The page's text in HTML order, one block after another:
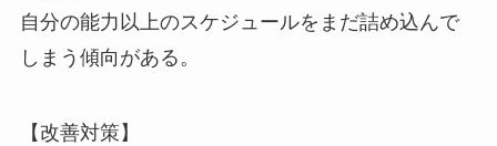
自分の能力以上のスケジュールをまだ詰め込んで
しまう傾向がある。
【改善対策】